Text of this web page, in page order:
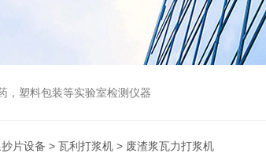
，塑料包装等实验室检测仪器
片设备 > 瓦利打浆机 > 废渣浆瓦力打浆机